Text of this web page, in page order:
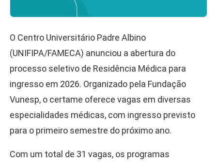
O Centro Universitário Padre Albino
(UNIFIPA/FAMECA) anunciou a abertura do
processo seletivo de Residência Médica para
ingresso em 2026. Organizado pela Fundação
Vunesp, o certame oferece vagas em diversas
especialidades médicas, com ingresso previsto
para o primeiro semestre do próximo ano.
Com um total de 31 vagas, os programas